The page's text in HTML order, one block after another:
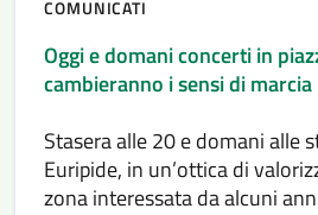
COMUNICATI
Oggi e domani concerti in
cambieranno i sensi di marcia
Stasera alle 20 e domani alle
Euripide, in un’ottica di
zona interessata da alcuni